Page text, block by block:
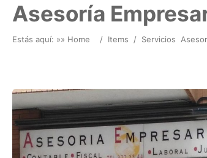
Asesoría
Estás aquí: »» Home / Items / Servicios